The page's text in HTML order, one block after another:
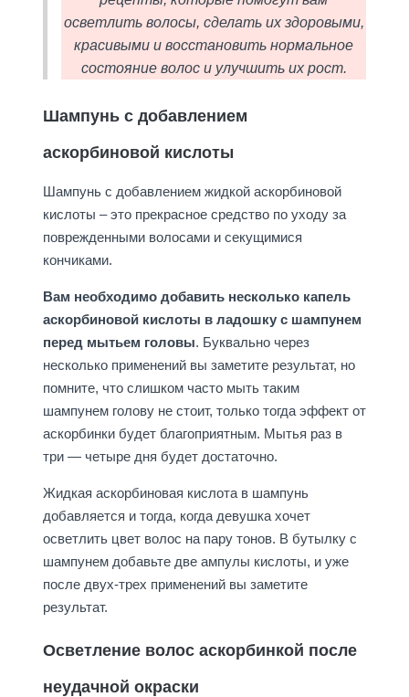
осветлить волосы, сделать их здоровыми,
красивыми и восстановить нормальное
состояние волос и улучшить их рост.
Шампунь с добавлением
аскорбиновой кислоты
Шампунь с добавлением жидкой аскорбиновой
кислоты – это прекрасное средство по уходу за
поврежденными волосами и секущимися
кончиками.
Вам необходимо добавить несколько капель
аскорбиновой кислоты в ладошку с шампунем
перед мытьем головы. Буквально через
несколько применений вы заметите результат, но
помните, что слишком часто мыть таким
шампунем голову не стоит, только тогда эффект от
аскорбинки будет благоприятным. Мытья раз в
три — четыре дня будет достаточно.
Жидкая аскорбиновая кислота в шампунь
добавляется и тогда, когда девушка хочет
осветлить цвет волос на пару тонов. В бутылку с
шампунем добавьте две ампулы кислоты, и уже
после двух-трех применений вы заметите
результат.
Осветление волос аскорбинкой после
неудачной окраски